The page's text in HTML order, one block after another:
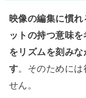
映像の編集に慣
ットの持つ意味
をリズムを刻み
す。そのために
せん。